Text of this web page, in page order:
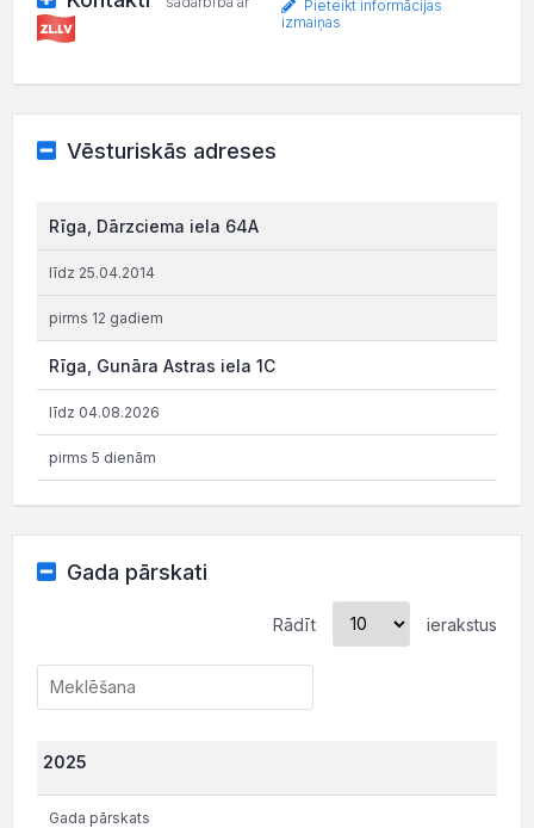
Pieteikt informācijas
izmaiņas
Vēsturiskās adreses
Rīga, Dārzciema iela 64A
līdz 25.04.2014
pirms 12 gadiem
Rīga, Gunāra Astras iela 1C
līdz 04.08.2026
pirms 5 dienām
Gada pārskati
Rādīt ierakstus
2025
Gada pārskats